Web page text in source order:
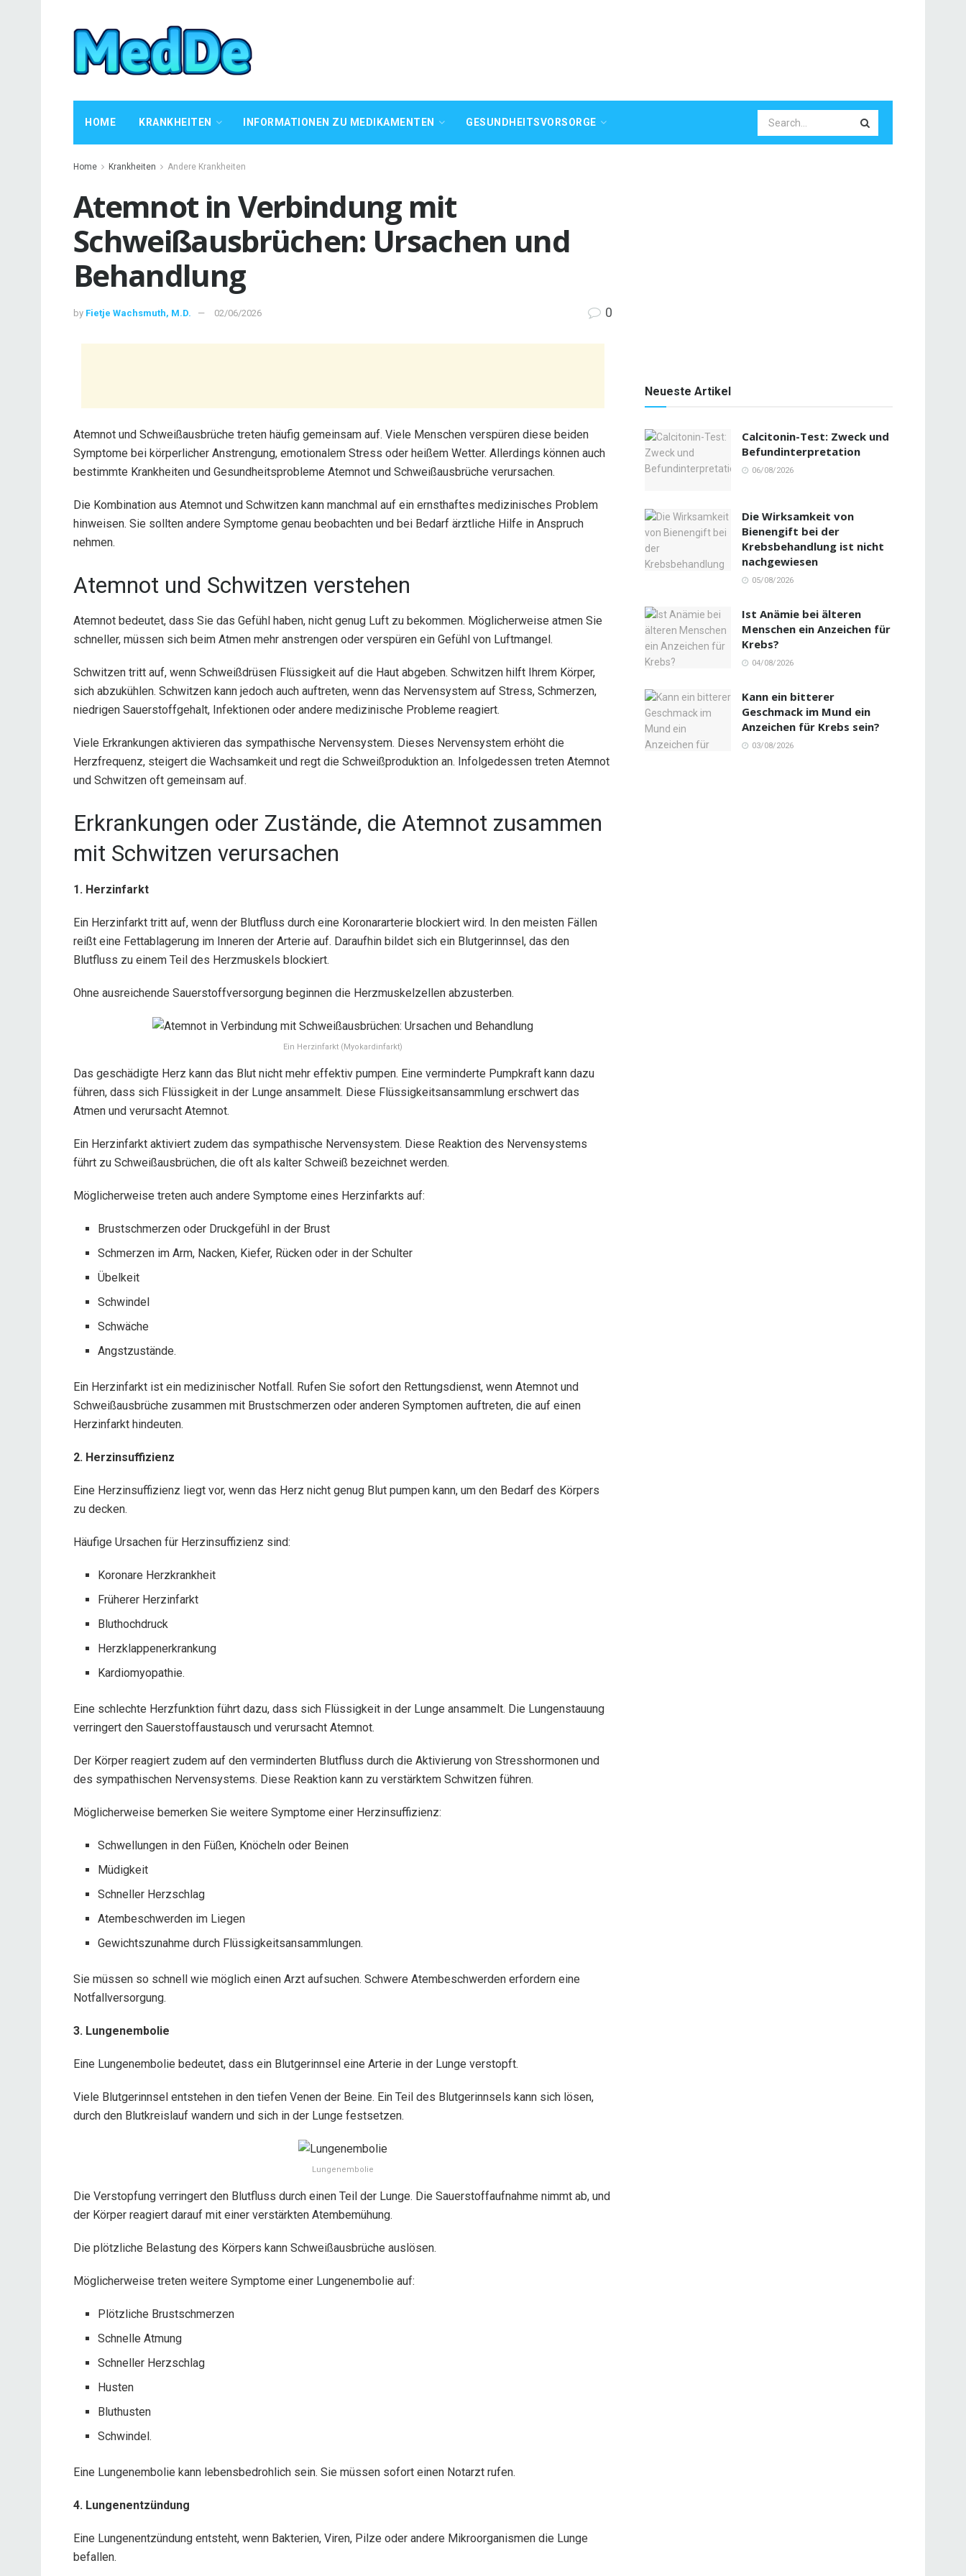
HOME KRANKHEITEN INFORMATIONEN ZU MEDIKAMENTEN GESUNDHEITSVORSORGE
Home Krankheiten Andere Krankheiten
Atemnot in Verbindung mit
Schweißausbrüchen: Ursachen und
Behandlung
by Fietje Wachsmuth, M.D. 02/06/2026 0
Atemnot und Schweißausbrüche treten häufig gemeinsam auf. Viele Menschen verspüren diese beiden
Symptome bei körperlicher Anstrengung, emotionalem Stress oder heißem Wetter. Allerdings können auch
bestimmte Krankheiten und Gesundheitsprobleme Atemnot und Schweißausbrüche verursachen.
Die Kombination aus Atemnot und Schwitzen kann manchmal auf ein ernsthaftes medizinisches Problem
hinweisen. Sie sollten andere Symptome genau beobachten und bei Bedarf ärztliche Hilfe in Anspruch
nehmen.
Atemnot und Schwitzen verstehen
Atemnot bedeutet, dass Sie das Gefühl haben, nicht genug Luft zu bekommen. Möglicherweise atmen Sie
schneller, müssen sich beim Atmen mehr anstrengen oder verspüren ein Gefühl von Luftmangel.
Schwitzen tritt auf, wenn Schweißdrüsen Flüssigkeit auf die Haut abgeben. Schwitzen hilft Ihrem Körper,
sich abzukühlen. Schwitzen kann jedoch auch auftreten, wenn das Nervensystem auf Stress, Schmerzen,
niedrigen Sauerstoffgehalt, Infektionen oder andere medizinische Probleme reagiert.
Viele Erkrankungen aktivieren das sympathische Nervensystem. Dieses Nervensystem erhöht die
Herzfrequenz, steigert die Wachsamkeit und regt die Schweißproduktion an. Infolgedessen treten Atemnot
und Schwitzen oft gemeinsam auf.
Erkrankungen oder Zustände, die Atemnot zusammen
mit Schwitzen verursachen
1. Herzinfarkt
Ein Herzinfarkt tritt auf, wenn der Blutfluss durch eine Koronararterie blockiert wird. In den meisten Fällen
reißt eine Fettablagerung im Inneren der Arterie auf. Daraufhin bildet sich ein Blutgerinnsel, das den
Blutfluss zu einem Teil des Herzmuskels blockiert.
Ohne ausreichende Sauerstoffversorgung beginnen die Herzmuskelzellen abzusterben.
Ein Herzinfarkt (Myokardinfarkt)
Das geschädigte Herz kann das Blut nicht mehr effektiv pumpen. Eine verminderte Pumpkraft kann dazu
führen, dass sich Flüssigkeit in der Lunge ansammelt. Diese Flüssigkeitsansammlung erschwert das
Atmen und verursacht Atemnot.
Ein Herzinfarkt aktiviert zudem das sympathische Nervensystem. Diese Reaktion des Nervensystems
führt zu Schweißausbrüchen, die oft als kalter Schweiß bezeichnet werden.
Möglicherweise treten auch andere Symptome eines Herzinfarkts auf:
Brustschmerzen oder Druckgefühl in der Brust
Schmerzen im Arm, Nacken, Kiefer, Rücken oder in der Schulter
Übelkeit
Schwindel
Schwäche
Angstzustände.
Ein Herzinfarkt ist ein medizinischer Notfall. Rufen Sie sofort den Rettungsdienst, wenn Atemnot und
Schweißausbrüche zusammen mit Brustschmerzen oder anderen Symptomen auftreten, die auf einen
Herzinfarkt hindeuten.
2. Herzinsuffizienz
Eine Herzinsuffizienz liegt vor, wenn das Herz nicht genug Blut pumpen kann, um den Bedarf des Körpers
zu decken.
Häufige Ursachen für Herzinsuffizienz sind:
Koronare Herzkrankheit
Früherer Herzinfarkt
Bluthochdruck
Herzklappenerkrankung
Kardiomyopathie.
Eine schlechte Herzfunktion führt dazu, dass sich Flüssigkeit in der Lunge ansammelt. Die Lungenstauung
verringert den Sauerstoffaustausch und verursacht Atemnot.
Der Körper reagiert zudem auf den verminderten Blutfluss durch die Aktivierung von Stresshormonen und
des sympathischen Nervensystems. Diese Reaktion kann zu verstärktem Schwitzen führen.
Möglicherweise bemerken Sie weitere Symptome einer Herzinsuffizienz:
Schwellungen in den Füßen, Knöcheln oder Beinen
Müdigkeit
Schneller Herzschlag
Atembeschwerden im Liegen
Gewichtszunahme durch Flüssigkeitsansammlungen.
Sie müssen so schnell wie möglich einen Arzt aufsuchen. Schwere Atembeschwerden erfordern eine
Notfallversorgung.
3. Lungenembolie
Eine Lungenembolie bedeutet, dass ein Blutgerinnsel eine Arterie in der Lunge verstopft.
Viele Blutgerinnsel entstehen in den tiefen Venen der Beine. Ein Teil des Blutgerinnsels kann sich lösen,
durch den Blutkreislauf wandern und sich in der Lunge festsetzen.
Lungenembolie
Die Verstopfung verringert den Blutfluss durch einen Teil der Lunge. Die Sauerstoffaufnahme nimmt ab, und
der Körper reagiert darauf mit einer verstärkten Atembemühung.
Die plötzliche Belastung des Körpers kann Schweißausbrüche auslösen.
Möglicherweise treten weitere Symptome einer Lungenembolie auf:
Plötzliche Brustschmerzen
Schnelle Atmung
Schneller Herzschlag
Husten
Bluthusten
Schwindel.
Eine Lungenembolie kann lebensbedrohlich sein. Sie müssen sofort einen Notarzt rufen.
4. Lungenentzündung
Eine Lungenentzündung entsteht, wenn Bakterien, Viren, Pilze oder andere Mikroorganismen die Lunge
befallen.
Neueste Artikel
Calcitonin-Test: Zweck und
Befundinterpretation
06/08/2026
Die Wirksamkeit von
Bienengift bei der
Krebsbehandlung ist nicht
nachgewiesen
05/08/2026
Ist Anämie bei älteren
Menschen ein Anzeichen für
Krebs?
04/08/2026
Kann ein bitterer
Geschmack im Mund ein
Anzeichen für Krebs sein?
03/08/2026